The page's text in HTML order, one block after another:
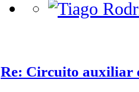
Re: Circuito auxiliar